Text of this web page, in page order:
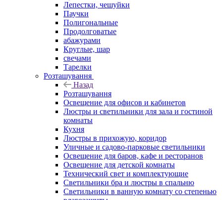
Лепестки, чешуйки
Паучки
Полигональные
Продолговатые
абажурами
Круглые, шар
свечами
Тарелки
Розташування
Назад
Розташування
Освещение для офисов и кабинетов
Люстры и светильники для зала и гостиной
комнаты
Кухня
Люстры в прихожую, коридор
Уличные и садово-парковые светильники
Освещение для баров, кафе и ресторанов
Освещение для детской комнаты
Технический свет и комплектующие
Светильники бра и люстры в спальню
Светильники в ванную комнату со степенью